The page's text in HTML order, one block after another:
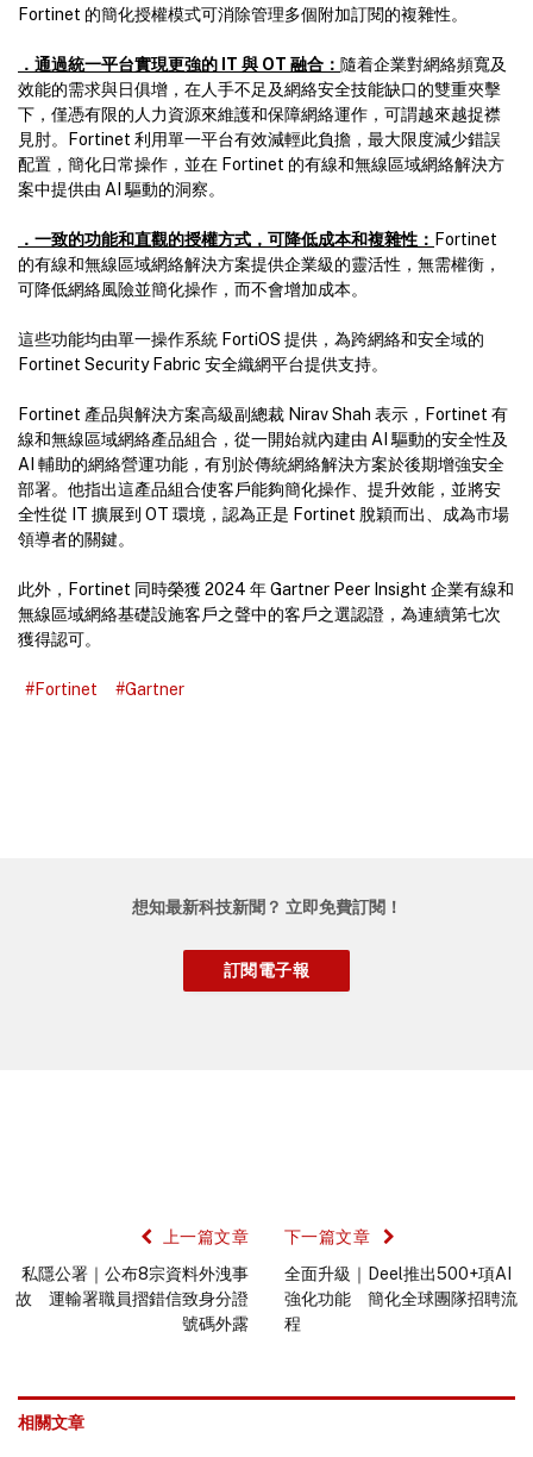
Fortinet 的簡化授權模式可消除管理多個附加訂閱的複雜性。
．通過統一平台實現更強的 IT 與 OT 融合： 隨着企業對網絡頻寬及
效能的需求與日俱增，在人手不足及網絡安全技能缺口的雙重夾擊
下，僅憑有限的人力資源來維護和保障網絡運作，可謂越來越捉襟
見肘。Fortinet 利用單一平台有效減輕此負擔，最大限度減少錯誤
配置，簡化日常操作，並在 Fortinet 的有線和無線區域網絡解決方
案中提供由 AI 驅動的洞察。
．一致的功能和直觀的授權方式，可降低成本和複雜性： Fortinet
的有線和無線區域網絡解決方案提供企業級的靈活性，無需權衡，
可降低網絡風險並簡化操作，而不會增加成本。
這些功能均由單一操作系統 FortiOS 提供，為跨網絡和安全域的
Fortinet Security Fabric 安全織網平台提供支持。
Fortinet 產品與解決方案高級副總裁 Nirav Shah 表示，Fortinet 有
線和無線區域網絡產品組合，從一開始就內建由 AI 驅動的安全性及
AI 輔助的網絡營運功能，有別於傳統網絡解決方案於後期增強安全
部署。他指出這產品組合使客戶能夠簡化操作、提升效能，並將安
全性從 IT 擴展到 OT 環境，認為正是 Fortinet 脫穎而出、成為市場
領導者的關鍵。
此外，Fortinet 同時榮獲 2024 年 Gartner Peer Insight 企業有線和
無線區域網絡基礎設施客戶之聲中的客戶之選認證，為連續第七次
獲得認可。
#Fortinet #Gartner
想知最新科技新聞？ 立即免費訂閱！
上一篇文章
私隱公署｜公布8宗資料外洩事
故 運輸署職員摺錯信致身分證
號碼外露
下一篇文章
全面升級｜Deel推出500+項AI
強化功能 簡化全球團隊招聘流
程
相關文章